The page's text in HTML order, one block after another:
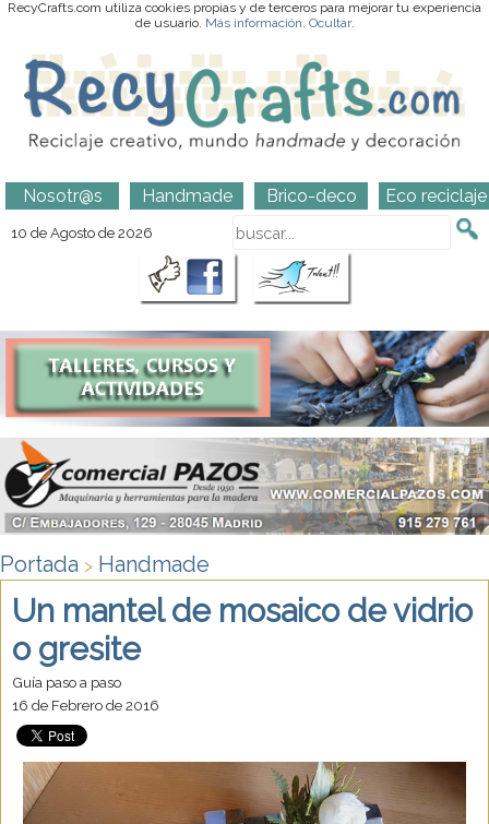
RecyCrafts.com utiliza cookies propias y de terceros para mejorar tu experiencia
de usuario. Más información. Ocultar.
Nosotr@s Handmade Brico-deco Eco reciclaje
10 de Agosto de 2026
Portada > Handmade
Un mantel de mosaico de vidrio
o gresite
Guía paso a paso
16 de Febrero de 2016